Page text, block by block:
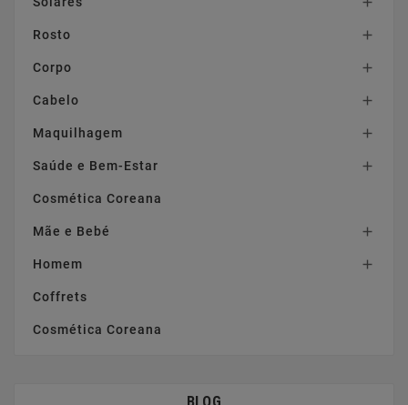
Rosto 
Corpo 
Cabelo 
Maquilhagem 
Saúde e Bem-Estar 
Cosmética Coreana
Mãe e Bebé 
Homem 
Coffrets
Cosmética Coreana